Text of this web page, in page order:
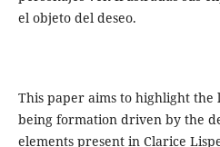
el objeto del deseo.
This paper aims to highlight the
being formation driven by the
elements present in Clarice